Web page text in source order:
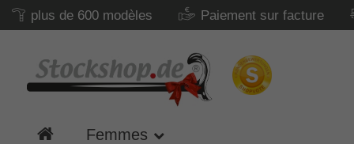
plus de 600 modèles Paiement sur facture
Femmes